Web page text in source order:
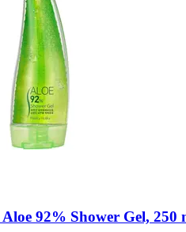
Aloe 92% Shower Gel, 250